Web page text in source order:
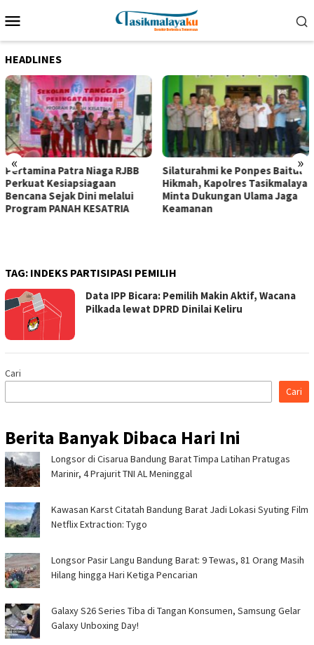
ke
Mobile
HEADLINES
« »
Pertamina Patra Niaga RJBB
Perkuat Kesiapsiagaan
Bencana Sejak Dini melalui
Program PANAH KESATRIA
Silaturahmi ke Ponpes Baitul
Hikmah, Kapolres Tasikmalaya
Minta Dukungan Ulama Jaga
Keamanan
TAG: INDEKS PARTISIPASI PEMILIH
Data IPP Bicara: Pemilih Makin Aktif, Wacana
Pilkada lewat DPRD Dinilai Keliru
Cari
Cari
Berita Banyak Dibaca Hari Ini
Longsor di Cisarua Bandung Barat Timpa Latihan Pra­tugas
Marinir, 4 Prajurit TNI AL Meninggal
Kawasan Karst Citatah Bandung Barat Jadi Lokasi Syuting Film
Netflix Extraction: Tygo
Longsor Pasir Langu Bandung Barat: 9 Tewas, 81 Orang Masih
Hilang hingga Hari Ketiga Pencarian
Galaxy S26 Series Tiba di Tangan Konsumen, Samsung Gelar
Galaxy Unboxing Day!